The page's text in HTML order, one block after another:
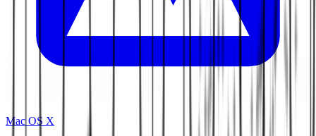
Mac OS X